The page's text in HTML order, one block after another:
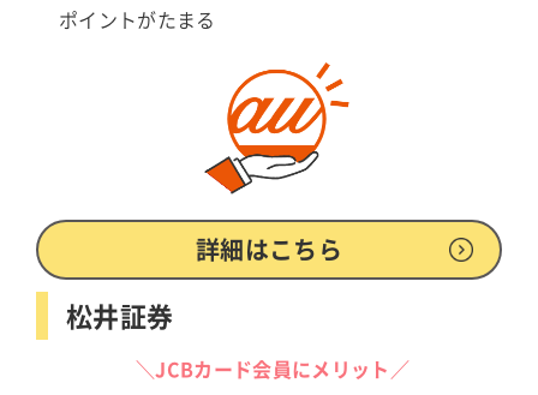
ポイントがたまる
詳細はこちら
松井証券
＼JCBカード会員にメリット／